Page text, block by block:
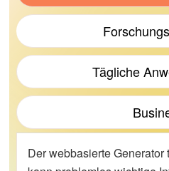
Tägliche
Der webbasierte Generator